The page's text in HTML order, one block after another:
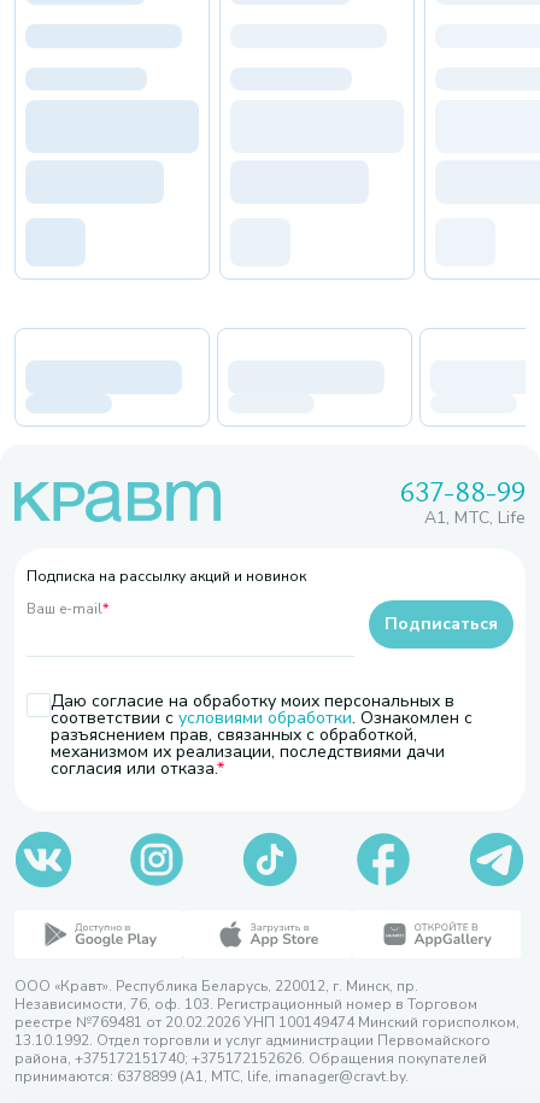
637-88-99
A1, МТС, Life
Подписка на рассылку акций и новинок
Ваш e-mail*
Даю согласие на обработку моих персональных в
соответствии с условиями обработки. Ознакомлен с
разъяснением прав, связанных с обработкой,
механизмом их реализации, последствиями дачи
согласия или отказа.
Подписаться
ООО «Кравт». Республика Беларусь, 220012, г. Минск, пр.
Независимости, 76, оф. 103. Регистрационный номер в Торговом
реестре №769481 от 20.02.2026 УНП 100149474 Минский горисполком,
13.10.1992. Отдел торговли и услуг администрации Первомайского
района, +375172151740; +375172152626. Обращения покупателей
принимаются: 6378899 (А1, МТС, life, imanager@cravt.by.